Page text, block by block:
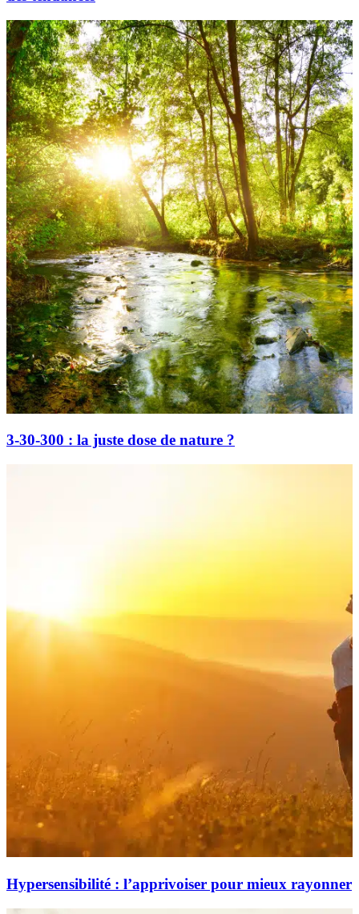
3-30-300 : la juste dose de nature ?
Hypersensibilité : l’apprivoiser pour mieux rayonner